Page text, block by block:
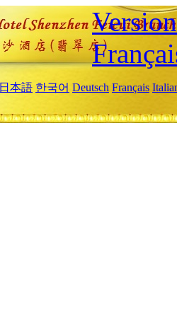
日本語 한국어 Deutsch Français